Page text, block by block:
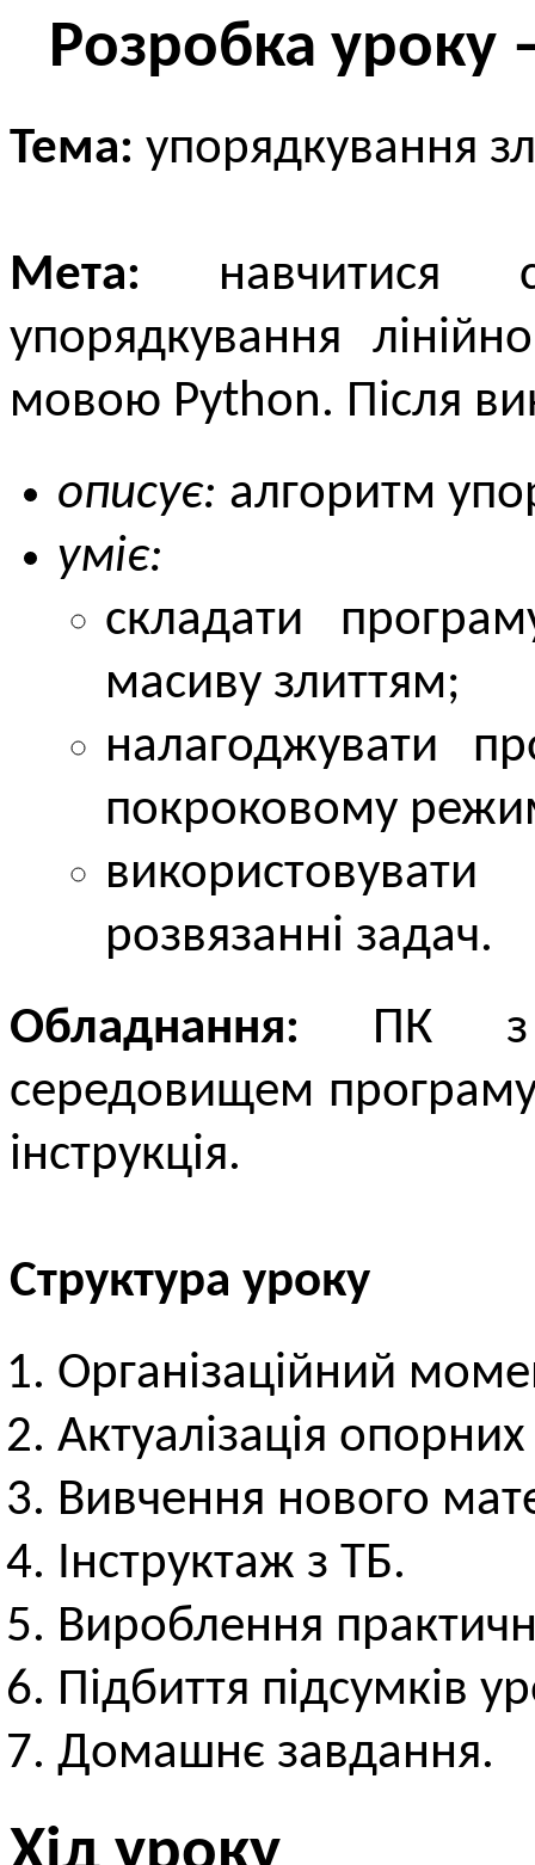
Розробка уроку
Тема: упорядкування
Мета: навчитися
упорядкування
мовою Python. Після
описує: алгоритм
уміє:
складати
масиву злиттям;
налагоджувати
покроковому
розвязанні задач.
Обладнання: ПК з
середовищем
інструкція.
Структура уроку
Організаційний
Актуалізація
Вивчення нового
Інструктаж з ТБ.
Вироблення
Підбиття підсумків
Домашнє завдання.